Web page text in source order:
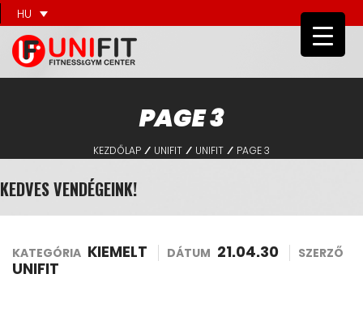
HU
PAGE 3
KEZDŐLAP / UNIFIT / UNIFIT / PAGE 3
KEDVES VENDÉGEINK!
KATEGÓRIA KIEMELT DÁTUM 21.04.30 SZERZŐ
UNIFIT